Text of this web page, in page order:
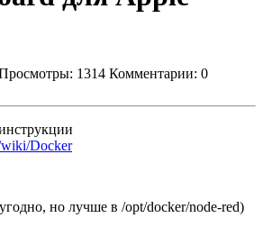
1314 Комментарии: 0
wiki/Docker
но лучше в /opt/docker/node-red)